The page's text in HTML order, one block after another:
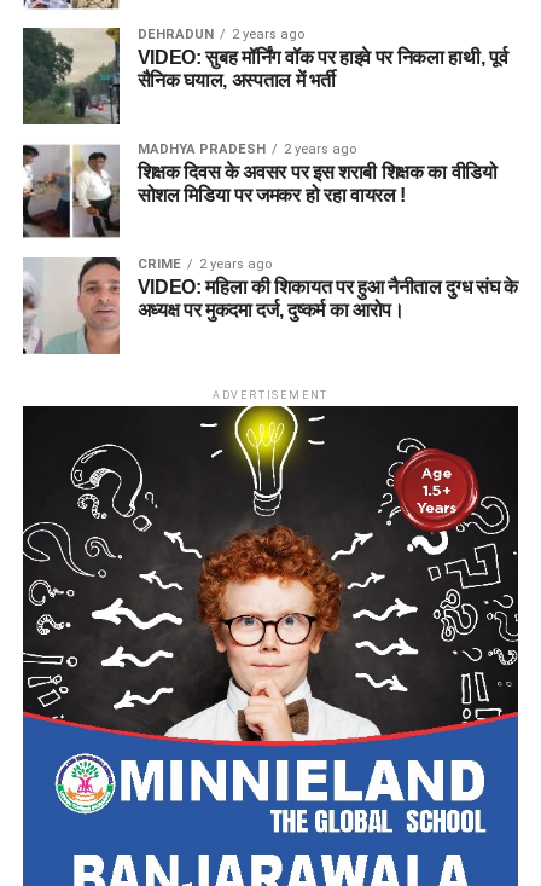
DEHRADUN 2 years ago
VIDEO: सुबह मॉर्निंग वॉक पर हाइवे पर निकला हाथी, पूर्व
सैनिक घयाल, अस्पताल में भर्ती
MADHYA PRADESH 2 years ago
शिक्षक दिवस के अवसर पर इस शराबी शिक्षक का वीडियो
सोशल मिडिया पर जमकर हो रहा वायरल !
CRIME 2 years ago
VIDEO: महिला की शिकायत पर हुआ नैनीताल दुग्ध संघ के
अध्यक्ष पर मुकदमा दर्ज, दुष्कर्म का आरोप।
ADVERTISEMENT